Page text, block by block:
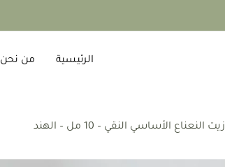
الرئيسية من نحن
زيت النعناع الأساسي النقي – 10 مل – الهند